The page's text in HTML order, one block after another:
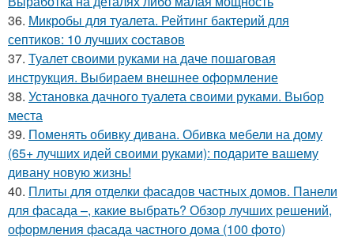
36. Микробы для туалета. Рейтинг бактерий для
септиков: 10 лучших составов
37. Туалет своими руками на даче пошаговая
инструкция. Выбираем внешнее оформление
38. Установка дачного туалета своими руками. Выбор
места
39. Поменять обивку дивана. Обивка мебели на дому
(65+ лучших идей своими руками): подарите вашему
дивану новую жизнь!
40. Плиты для отделки фасадов частных домов. Панели
для фасада –, какие выбрать? Обзор лучших решений,
оформления фасада частного дома (100 фото)